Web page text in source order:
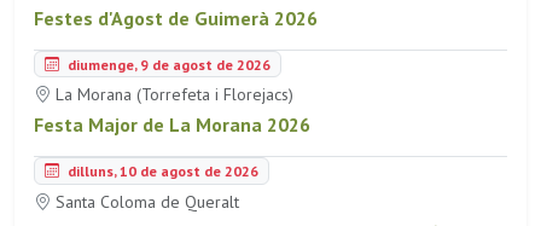
Festes d'Agost de Guimerà 2026
diumenge, 9 de agost de 2026
La Morana (Torrefeta i Florejacs)
Festa Major de La Morana 2026
dilluns, 10 de agost de 2026
Santa Coloma de Queralt